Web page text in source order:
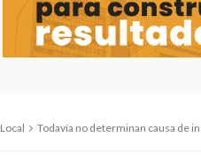
Local Todavía no determinan causa de